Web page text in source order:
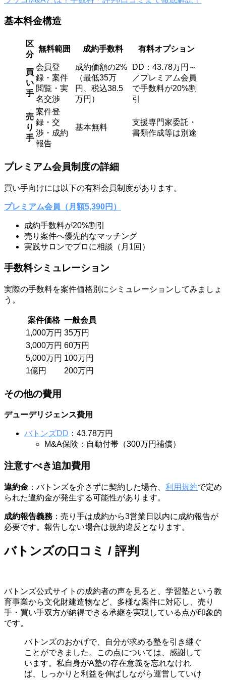
基本料金構造
区
分
無料範囲 成約手数料 有料オプション
買
い
手
会員登
録・案件
閲覧・実
名交渉
成約価額の2%
（最低35万
円、税込38.5
万円）
DD：43.78万円～
／プレミアム会員
で手数料が20%割
引
売
り
手
案件登
録・交
渉・成約
報告
基本無料
支援専門家委託・
書類作成等は別途
プレミアム会員制度の詳細
買い手向けには以下の有料会員制度があります。
プレミアム会員（月額5,390円）
成約手数料が20%割引
売り案件へ優先的なマッチング
実践サロンでプロに相談（月1回）
手数料シミュレーション
実際の手数料を案件価格別にシミュレーションしてみましょ
う。
案件価格 一般会員
1,000万円 35万円
3,000万円 60万円
5,000万円 100万円
1億円
200万円
その他の費用
デューデリジェンス費用
バトンズDD ：43.78万円
M&A保険：自動付帯（300万円補償）
注意すべき追加費用
違約金 ：バトンズを介さずに契約した場合、 利用規約で定め
られた違約金が発生する可能性があります。
成約報告義務 ：売り手は成約から3営業日以内に成約報告が
必要です。報告しない場合は規約違反となります。
バトンズの口コミ / 評判
バトンズ公式サイトの成約者の声を見ると、学習塾という教
育事業から文化財建造物など、多様な案件に対応し、売り
手・買い手双方が納得できる承継を実現している点が印象的
です。
バトンズのおかげで、自分が求める塾を引き継ぐ
ことができました。この点については、感謝して
います。私自身がA塾の存在意義を忘れなけれ
ば、しっかりと利益を伸ばしながら運営していけ